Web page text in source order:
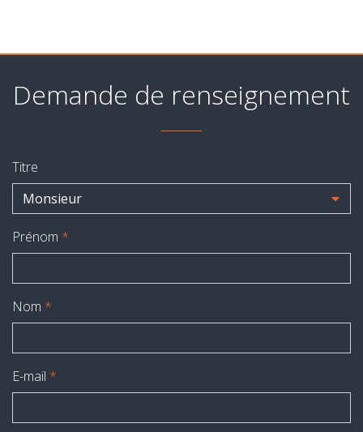
Demande de renseignement
Titre
Monsieur
Prénom *
Nom *
E-mail *